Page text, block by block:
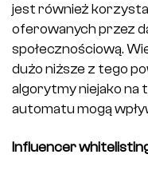
jest również
oferowanych przez
społecznościową.
dużo niższe z tego
algorytmy niejako na
automatu mogą
Influencer